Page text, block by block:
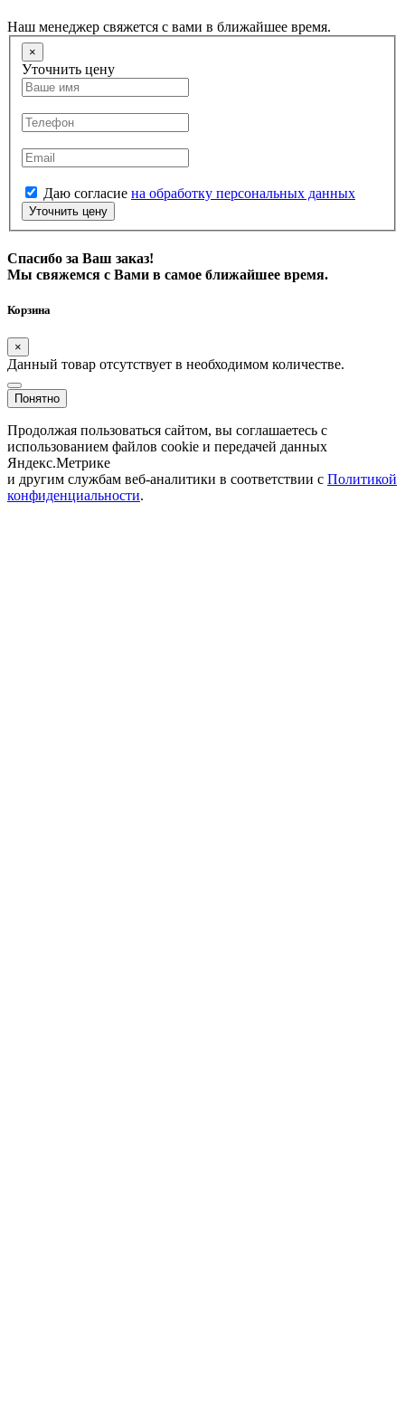
Наш менеджер свяжется с вами в ближайшее время.
×
Уточнить цену
Даю согласие на обработку персональных данных
Уточнить цену
Спасибо за Ваш заказ!
Мы свяжемся с Вами в самое ближайшее время.
Корзина
×
Данный товар отсутствует в необходимом количестве.
Понятно
Продолжая пользоваться сайтом, вы соглашаетесь с
использованием файлов cookie и передачей данных
Яндекс.Метрике
и другим службам веб-аналитики в соответствии с Политикой
конфиденциальности.